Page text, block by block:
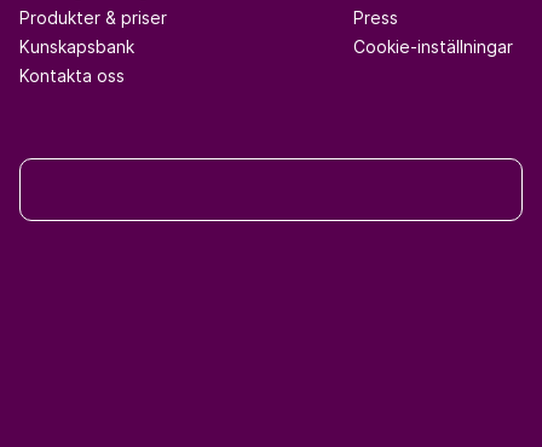
Produkter & priser
Kunskapsbank
Kontakta oss
Press
Cookie-inställningar